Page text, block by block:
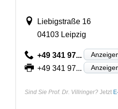
Liebigstraße 16
04103 Leipzig
+49 341 97...
+49 341 97...
Sind Sie Prof. Dr. Villringer? Jetzt